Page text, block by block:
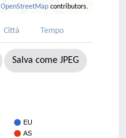
OpenStreetMap contributors.
Città Tempo
Salva come JPEG
EU
AS